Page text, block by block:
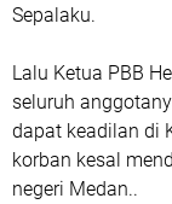
Sepalaku.
Lalu Ketua PBB
seluruh
dapat keadilan di
korban kesal
negeri Medan..